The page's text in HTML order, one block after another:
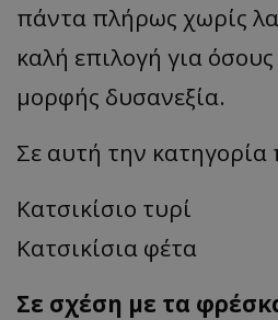
πάντα πλήρως χωρίς
καλή επιλογή για
μορφής δυσανεξία.
Σε αυτή την κατηγορία
Κατσικίσιο τυρί
Κατσικίσια φέτα
Σε σχέση με τα